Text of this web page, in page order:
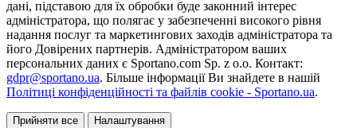
дані, підставою для їх обробки буде законний інтерес
адміністратора, що полягає у забезпеченні високого рівня
надання послуг та маркетингових заходів адміністратора та
його Довірених партнерів. Адміністратором ваших
персональних даних є Sportano.com Sp. z o.o. Контакт:
gdpr@sportano.ua. Більше інформації Ви знайдете в нашій
Політиці конфіденційності та файлів cookie - Sportano.ua.
Прийняти все Налаштування